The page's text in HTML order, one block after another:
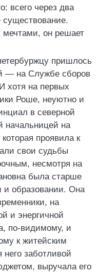
всего через два
существование.
он решает
пришлось
— на Службе сборов
хотя на первых
Роше, неуютно и
в северной
начальницей на
проявила к
свои судьбы
несмотря на
была старше
и образовании. Она
на
и энергичной
по-видимому, и
к житейским
заботливой
выручала его